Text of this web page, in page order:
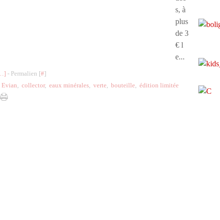
s, à
plus
de 3
€ l
e...
] - Permalien [#]
Evian, collector, eaux minérales, verte, bouteille, édition limitée